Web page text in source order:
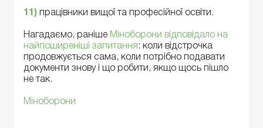
11) працівники вищої та професійної освіти.
Нагадаємо, раніше Міноборони відповідало на
найпоширеніші запитання : коли відстрочка
продовжується сама, коли потрібно подавати
документи знову і що робити, якщо щось пішло
не так.
Міноборони